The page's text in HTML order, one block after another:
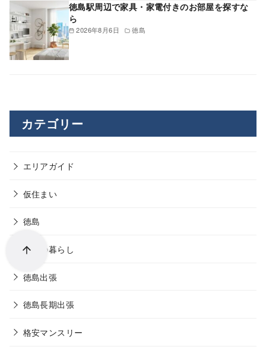
2026年8月6日 徳島
徳島駅周辺で家具・家電付きのお部屋を探すな
ら
カテゴリー
エリアガイド
仮住まい
徳島
徳島の暮らし
徳島出張
徳島長期出張
格安マンスリー